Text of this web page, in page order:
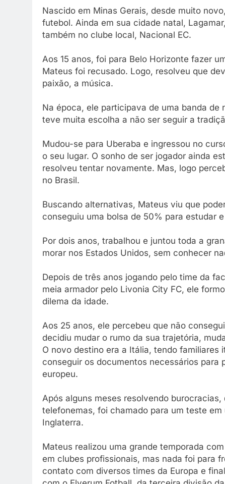
Nascido em Minas Gerais, desde muito
futebol. Ainda em sua cidade natal,
também no clube local, Nacional EC.
Aos 15 anos, foi para Belo Horizonte fazer
Mateus foi recusado. Logo, resolveu que
paixão, a música.
Na época, ele participava de uma banda
teve muita escolha a não ser seguir a
Mudou-se para Uberaba e ingressou no
o seu lugar. O sonho de ser jogador ainda
resolveu tentar novamente. Mas, logo
no Brasil.
Buscando alternativas, Mateus viu que
conseguiu uma bolsa de 50% para estudar
Por dois anos, trabalhou e juntou toda a
morar nos Estados Unidos, sem conhecer
Depois de três anos jogando pelo time da
meia armador pelo Livonia City FC, ele
dilema da idade.
Aos 25 anos, ele percebeu que não
decidiu mudar o rumo da sua trajetória,
O novo destino era a Itália, tendo familiares
conseguir os documentos necessários
europeu.
Após alguns meses resolvendo
telefonemas, foi chamado para um teste
Inglaterra.
Mateus realizou uma grande temporada
em clubes profissionais, mas nada foi para
contato com diversos times da Europa e